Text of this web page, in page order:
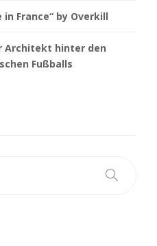
in France“ by Overkill
Architekt hinter den
Fußballs